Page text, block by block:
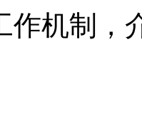
作机制，